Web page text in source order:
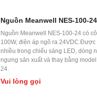
Nguồn Meanwell NES-100-24
Nguồn Meanwell NES-100-24 có
100W, điện áp ngõ ra
nhiều trong chiếu sáng LED, dòng
ngưng sản xuất và thay bằng
24.
Vui lòng gọi